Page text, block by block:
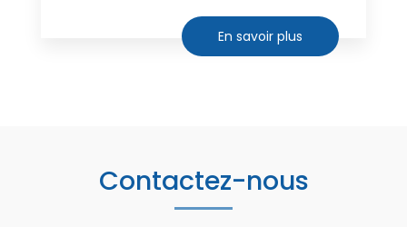
En savoir plus
Contactez-nous